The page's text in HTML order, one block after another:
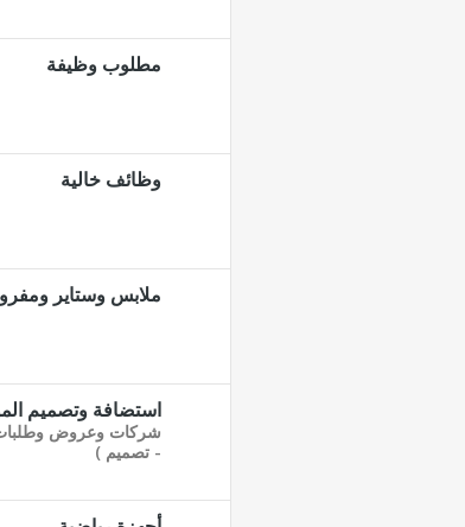
مطلوب وظيفة
وظائف خالية
ملابس وستاير
استضافة وتصميم
شركات وعروض وطلبات
- تصميم )